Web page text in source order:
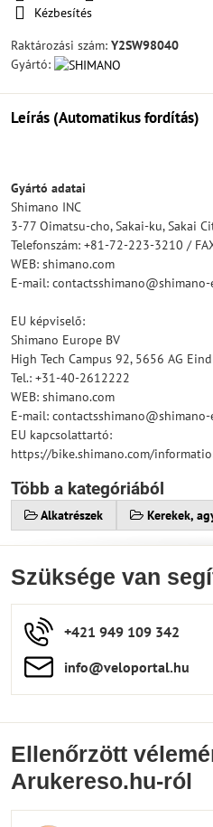
Kézbesítés
Raktározási szám: Y2SW98040
Gyártó:
Leírás (Automatikus fordítás)
Gyártó adatai
Shimano INC
3-77 Oimatsu-cho, Sakai-ku, Sakai
Telefonszám: +81-72-223-3210 /
WEB: shimano.com
E-mail: contactsshimano@shimano-
EU képviselő:
Shimano Europe BV
High Tech Campus 92, 5656 AG
Tel.: +31-40-2612222
WEB: shimano.com
E-mail: contactsshimano@shimano-
EU kapcsolattartó:
https://bike.shimano.com/
Több a kategóriából
Alkatrészek Kerekek,
Szüksége van
+421 949 109 342
info​​@veloportal​.hu
Ellenőrzött
Arukereso.hu-ról